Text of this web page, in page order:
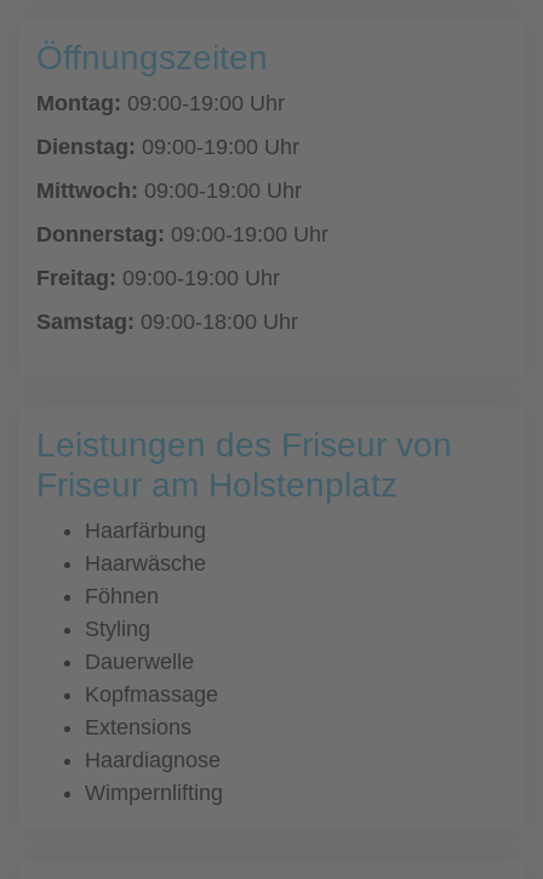
Öffnungszeiten
Montag: 09:00-19:00 Uhr
Dienstag: 09:00-19:00 Uhr
Mittwoch: 09:00-19:00 Uhr
Donnerstag: 09:00-19:00 Uhr
Freitag: 09:00-19:00 Uhr
Samstag: 09:00-18:00 Uhr
Leistungen des Friseur von
Friseur am Holstenplatz
Haarfärbung
Haarwäsche
Föhnen
Styling
Dauerwelle
Kopfmassage
Extensions
Haardiagnose
Wimpernlifting